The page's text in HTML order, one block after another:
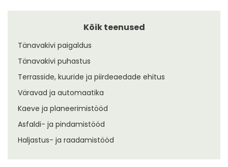
Kõik teenused
Tänavakivi paigaldus
Tänavakivi puhastus
Terrasside, kuuride ja piirdeaedade ehitus
Väravad ja automaatika
Kaeve ja planeerimistööd
Asfaldi- ja pindamistööd
Haljastus- ja raadamistööd